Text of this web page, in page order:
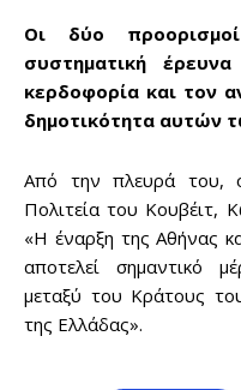
Οι δύο
συστηματική
κερδοφορία και τον
δημοτικότητα αυτών
Από την πλευρά του,
Πολιτεία του Κουβέιτ,
«Η έναρξη της Αθήνας
αποτελεί σημαντικό
μεταξύ του Κράτους
της Ελλάδας».